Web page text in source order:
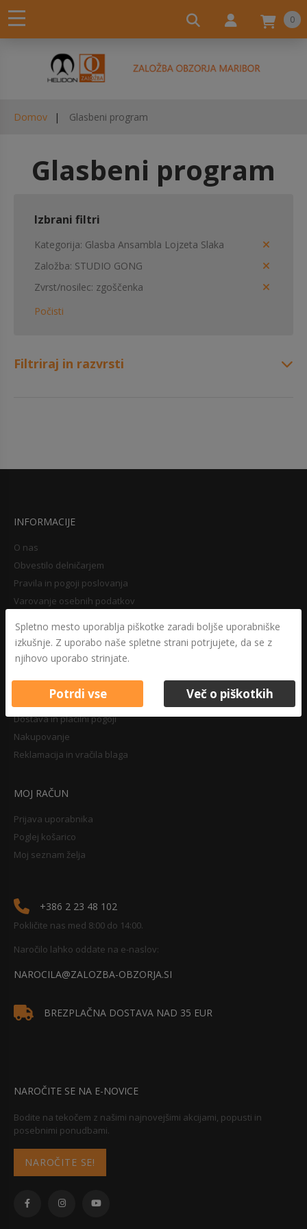
0
Domov Glasbeni program
Glasbeni program
Izbrani filtri
Kategorija Glasba Ansambla Lojzeta Slaka
Založba STUDIO GONG
Zvrst/nosilec zgoščenka
Počisti
Filtriraj in razvrsti
INFORMACIJE
O nas
Obvestilo delničarjem
Pravila in pogoji poslovanja
Varovanje osebnih podatkov
Pravilnik o zasebnosti
Pravno obvestilo
NAKUPOVANJE
Dostava in plačilni pogoji
Nakupovanje
Reklamacija in vračila blaga
MOJ RAČUN
Prijava uporabnika
Poglej košarico
Moj seznam želja
+386 2 23 48 102
Pokličite nas med 8:00 do 14:00.
Naročilo lahko oddate na e-naslov:
NAROCILA@ZALOZBA-OBZORJA.SI
BREZPLAČNA DOSTAVA NAD 35 EUR
NAROČITE SE NA E-NOVICE
Bodite na tekočem z našimi najnovejšimi akcijami, popusti in
posebnimi ponudbami.
NAROČITE SE!
Spletno mesto uporablja piškotke zaradi boljše uporabniške
izkušnje. Z uporabo naše spletne strani potrjujete, da se z
njihovo uporabo strinjate.
Potrdi vse Več o piškotkih